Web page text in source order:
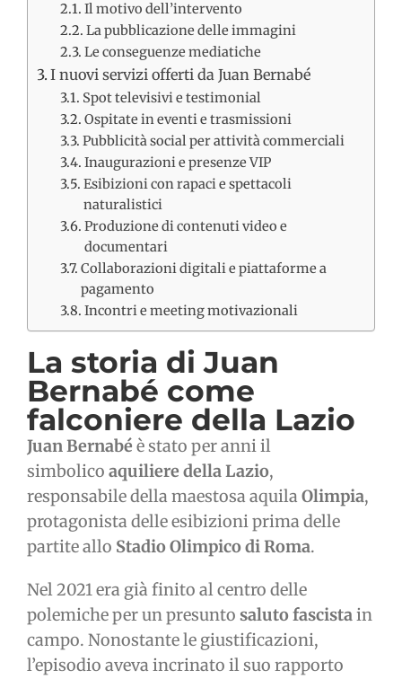
Il motivo dell’intervento
La pubblicazione delle immagini
Le conseguenze mediatiche
I nuovi servizi offerti da Juan Bernabé
Spot televisivi e testimonial
Ospitate in eventi e trasmissioni
Pubblicità social per attività commerciali
Inaugurazioni e presenze VIP
Esibizioni con rapaci e spettacoli
naturalistici
Produzione di contenuti video e
documentari
Collaborazioni digitali e piattaforme a
pagamento
Incontri e meeting motivazionali
La storia di Juan
Bernabé come
falconiere della Lazio
Juan Bernabé è stato per anni il
simbolico aquiliere della Lazio,
responsabile della maestosa aquilaOlimpia,
protagonista delle esibizioni prima delle
partite allo Stadio Olimpico di Roma.
Nel 2021 era già finito al centro delle
polemiche per un presunto saluto fascistain
campo. Nonostante le giustificazioni,
l’episodio aveva incrinato il suo rapporto